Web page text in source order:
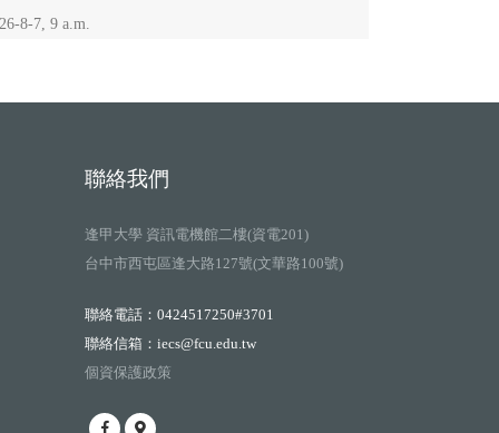
8-7, 9 a.m.
聯絡我們
逢甲大學 資訊電機館二樓(資電201)
台中市西屯區逢大路127號(文華路100號)
聯絡電話：0424517250#3701
聯絡信箱：iecs@fcu.edu.tw
個資保護政策